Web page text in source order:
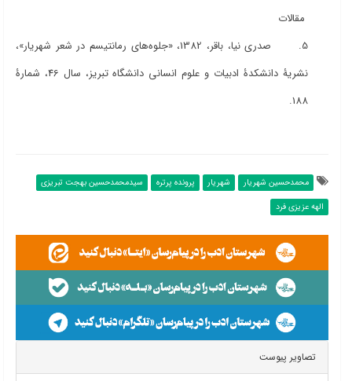
مقالات
5. صدری نیا، باقر، 1382، «جلوه‌های رمانتیسم در شعر شهریار»،
نشریۀ دانشکدۀ ادبیات و علوم انسانی دانشگاه تبریز، سال 46، شمارۀ
188.
محمدحسین شهریار شهریار پرونده پرتره
سیدمحمدحسین بهجت تبریزی
الهه عزیزی فرد
تصاویر پیوست